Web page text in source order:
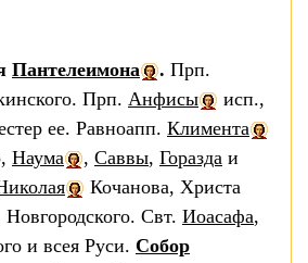
Пантелеимона . Прп.
Прп. Анфисы
исп.,
ее. Равноапп. Климента
Наума , Саввы, Горазда и
Кочанова, Христа
Свт. Иоасафа,
и всея Руси. Собор